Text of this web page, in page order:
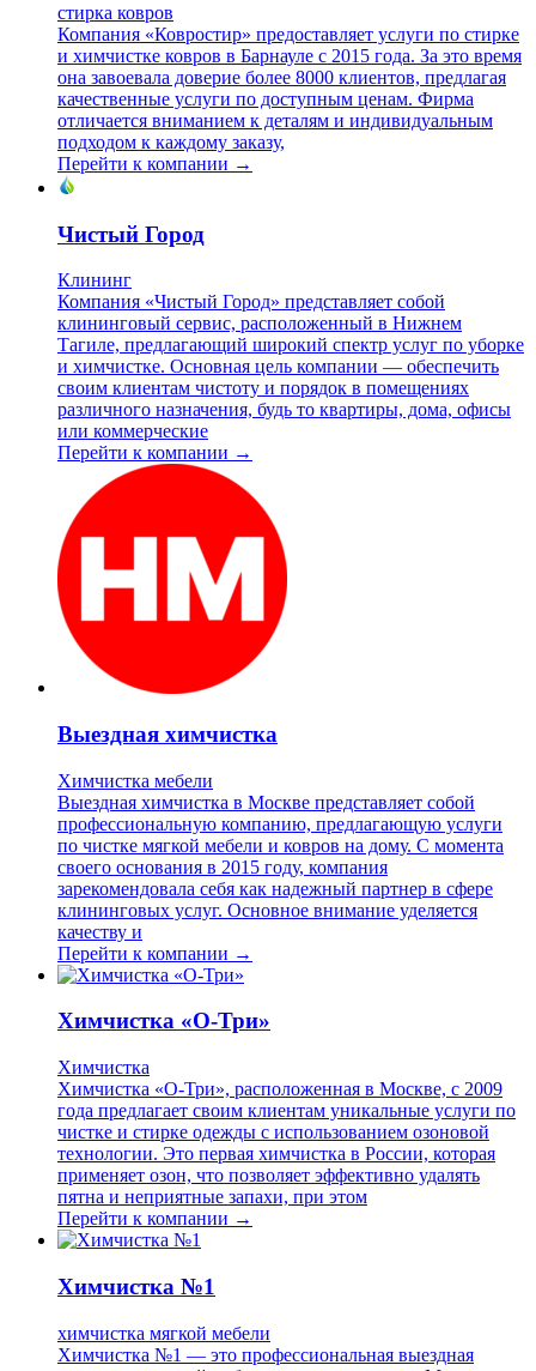
стирка ковров
Компания «Ковростир» предоставляет услуги по стирке
и химчистке ковров в Барнауле с 2015 года. За это время
она завоевала доверие более 8000 клиентов, предлагая
качественные услуги по доступным ценам. Фирма
отличается вниманием к деталям и индивидуальным
подходом к каждому заказу,
Перейти к компании →
Чистый Город
Клининг
Компания «Чистый Город» представляет собой
клининговый сервис, расположенный в Нижнем
Тагиле, предлагающий широкий спектр услуг по уборке
и химчистке. Основная цель компании — обеспечить
своим клиентам чистоту и порядок в помещениях
различного назначения, будь то квартиры, дома, офисы
или коммерческие
Перейти к компании →
Выездная химчистка
Химчистка мебели
Выездная химчистка в Москве представляет собой
профессиональную компанию, предлагающую услуги
по чистке мягкой мебели и ковров на дому. С момента
своего основания в 2015 году, компания
зарекомендовала себя как надежный партнер в сфере
клининговых услуг. Основное внимание уделяется
качеству и
Перейти к компании →
Химчистка «О-Три»
Химчистка
Химчистка «О-Три», расположенная в Москве, с 2009
года предлагает своим клиентам уникальные услуги по
чистке и стирке одежды с использованием озоновой
технологии. Это первая химчистка в России, которая
применяет озон, что позволяет эффективно удалять
пятна и неприятные запахи, при этом
Перейти к компании →
Химчистка №1
химчистка мягкой мебели
Химчистка №1 — это профессиональная выездная